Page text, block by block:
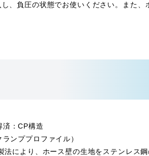
、負圧の状態でお使いください。また
済：CP構造
ランププロファイル）
法により、ホース壁の生地をステンレス